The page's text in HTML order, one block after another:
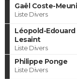
Gaël Coste-
Liste Divers
Léopold-
Lesaint
Liste Divers
Philippe Ponge
Liste Divers